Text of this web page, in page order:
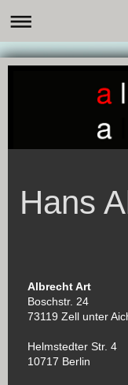
Hans
Albrecht Art
Boschstr. 24
73119 Zell unter
Helmstedter Str. 4
10717 Berlin